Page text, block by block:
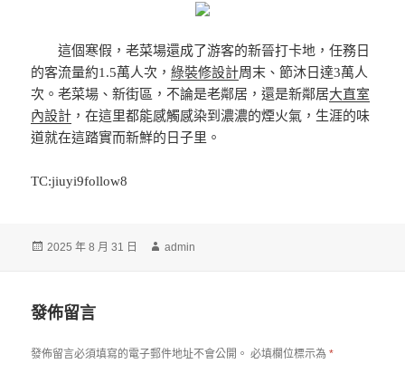
這個寒假，老菜場還成了游客的新晉打卡地，任務日
的客流量約1.5萬人次，綠裝修設計周末、節沐日達3萬人
次。老菜場、新街區，不論是老鄰居，還是新鄰居大直室
內設計 ，在這里都能感觸感染到濃濃的煙火氣，生涯的味
道就在這踏實而新鮮的日子里。
TC:jiuyi9follow8
發
2025 年 8 月 31 日
作
admin
發佈留言
發佈留言必須填寫的電子郵件地址不會公開。 必填欄位標示為*